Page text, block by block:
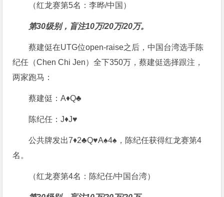
（红龙赛第5名：李晔/中国）
第30级别，盲注10万/20万/20万。
蔡建侹在UTG位open-raise之后，中国台湾选手陈
纪任（Chen Chi Jen）全下350万，蔡建侹选择跟注，
两家跑马：
蔡建侹：A♦Q♣
陈纪任：J♦J♥
公共牌发出7♦2♣Q♥A♠4♠，陈纪任获得红龙赛第4
名。
（红龙赛第4名：陈纪任/中国台湾）